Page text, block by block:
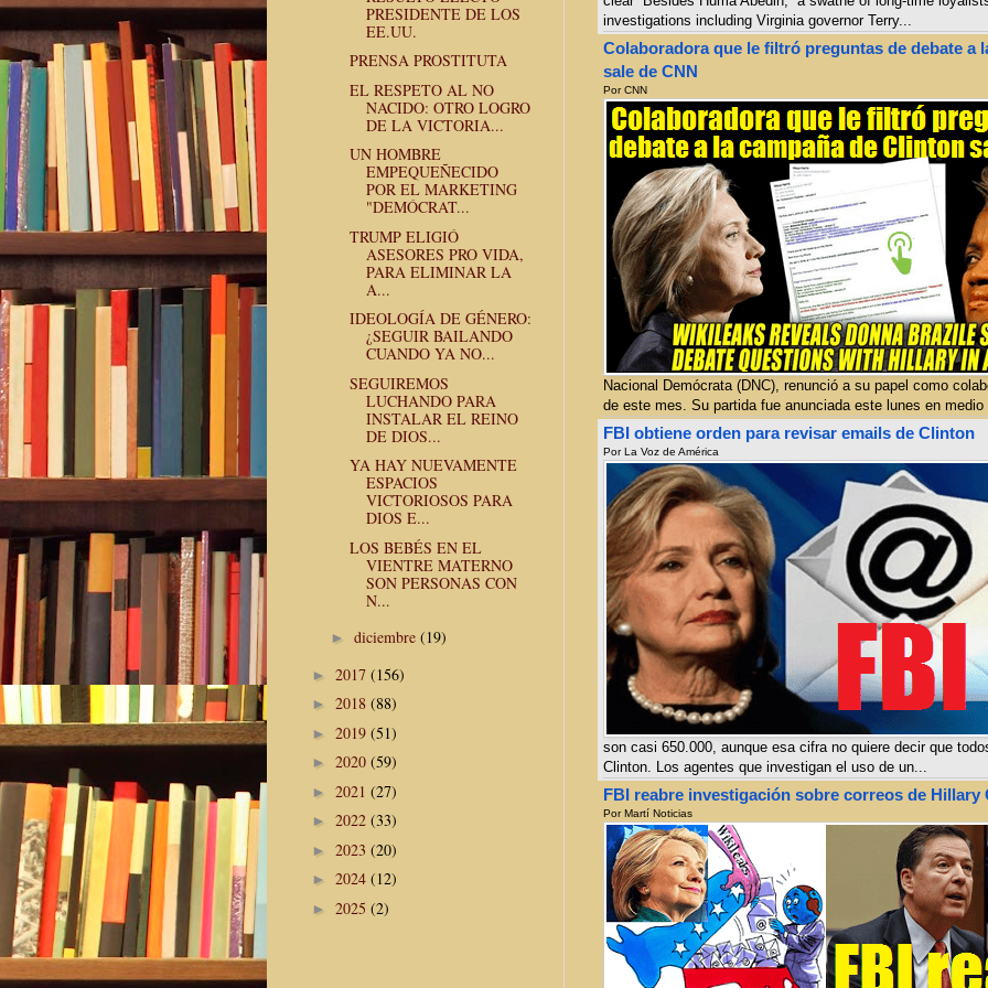
investigations including Virginia governor Terry...
Colaboradora que le filtró preguntas de debate a
sale de CNN
PorCNN
Nacional Demócrata (DNC), renunció a su papel como
de este mes. Su partida fue anunciada este lunes en medio
FBI obtiene orden para revisar emails de Clinton
PorLa Voz de América
son casi 650.000, aunque esa cifra no quiere decir que
Clinton. Los agentes que investigan el uso de un...
FBI reabre investigación sobre correos de Hillary
PorMartí Noticias
PRESIDENTE DE LOS
EE.UU.
PRENSA PROSTITUTA
EL RESPETO AL NO
NACIDO: OTRO LOGRO
DE LA VICTORIA...
UN HOMBRE
EMPEQUEÑECIDO
POR EL MARKETING
"DEMÓCRAT...
TRUMP ELIGIÓ
ASESORES PRO VIDA,
PARA ELIMINAR LA
A...
IDEOLOGÍA DE GÉNERO:
¿SEGUIR BAILANDO
CUANDO YA NO...
SEGUIREMOS
LUCHANDO PARA
INSTALAR EL REINO
DE DIOS...
YA HAY NUEVAMENTE
ESPACIOS
VICTORIOSOS PARA
DIOS E...
LOS BEBÉS EN EL
VIENTRE MATERNO
SON PERSONAS CON
N...
► diciembre (19)
► 2017 (156)
► 2018 (88)
► 2019 (51)
► 2020 (59)
► 2021 (27)
► 2022 (33)
► 2023 (20)
► 2024 (12)
► 2025 (2)